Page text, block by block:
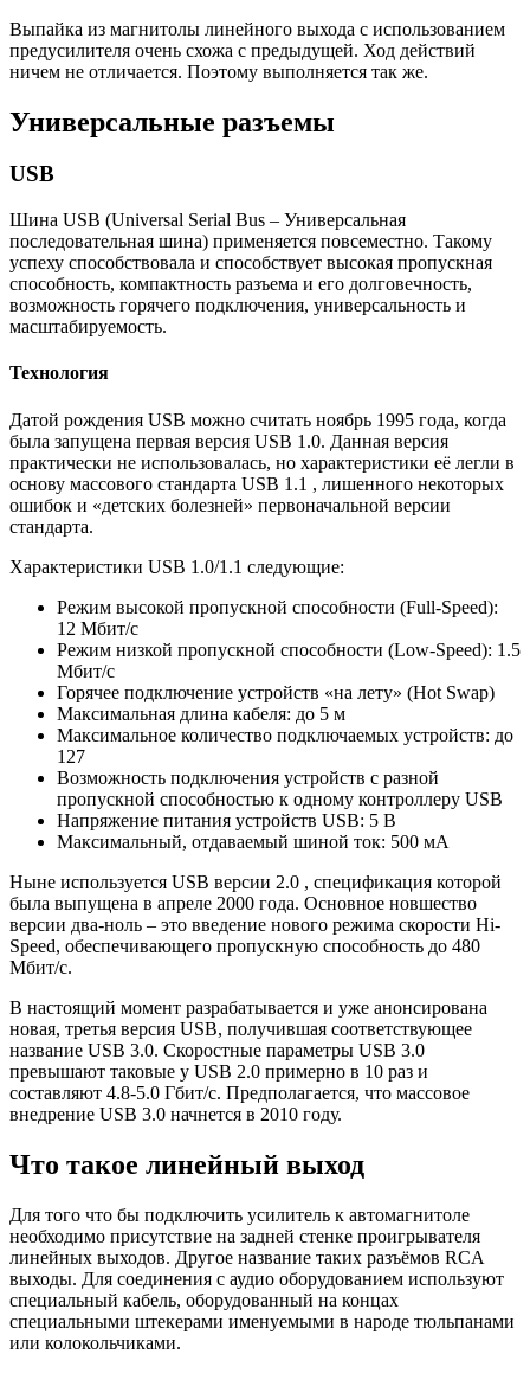
Выпайка из магнитолы линейного выхода с использованием
предусилителя очень схожа с предыдущей. Ход действий
ничем не отличается. Поэтому выполняется так же.
Универсальные разъемы
USB
Шина USB (Universal Serial Bus – Универсальная
последовательная шина) применяется повсеместно. Такому
успеху способствовала и способствует высокая пропускная
способность, компактность разъема и его долговечность,
возможность горячего подключения, универсальность и
масштабируемость.
Технология
Датой рождения USB можно считать ноябрь 1995 года, когда
была запущена первая версия USB 1.0. Данная версия
практически не использовалась, но характеристики её легли в
основу массового стандарта USB 1.1 , лишенного некоторых
ошибок и «детских болезней» первоначальной версии
стандарта.
Характеристики USB 1.0/1.1 следующие:
Режим высокой пропускной способности (Full-Speed):
12 Мбит/с
Режим низкой пропускной способности (Low-Speed): 1.5
Мбит/с
Горячее подключение устройств «на лету» (Hot Swap)
Максимальная длина кабеля: до 5 м
Максимальное количество подключаемых устройств: до
127
Возможность подключения устройств с разной
пропускной способностью к одному контроллеру USB
Напряжение питания устройств USB: 5 В
Максимальный, отдаваемый шиной ток: 500 мА
Ныне используется USB версии 2.0 , спецификация которой
была выпущена в апреле 2000 года. Основное новшество
версии два-ноль – это введение нового режима скорости Hi-
Speed, обеспечивающего пропускную способность до 480
Мбит/с.
В настоящий момент разрабатывается и уже анонсирована
новая, третья версия USB, получившая соответствующее
название USB 3.0. Скоростные параметры USB 3.0
превышают таковые у USB 2.0 примерно в 10 раз и
составляют 4.8-5.0 Гбит/с. Предполагается, что массовое
внедрение USB 3.0 начнется в 2010 году.
Что такое линейный выход
Для того что бы подключить усилитель к автомагнитоле
необходимо присутствие на задней стенке проигрывателя
линейных выходов. Другое название таких разъёмов RCA
выходы. Для соединения с аудио оборудованием используют
специальный кабель, оборудованный на концах
специальными штекерами именуемыми в народе тюльпанами
или колокольчиками.